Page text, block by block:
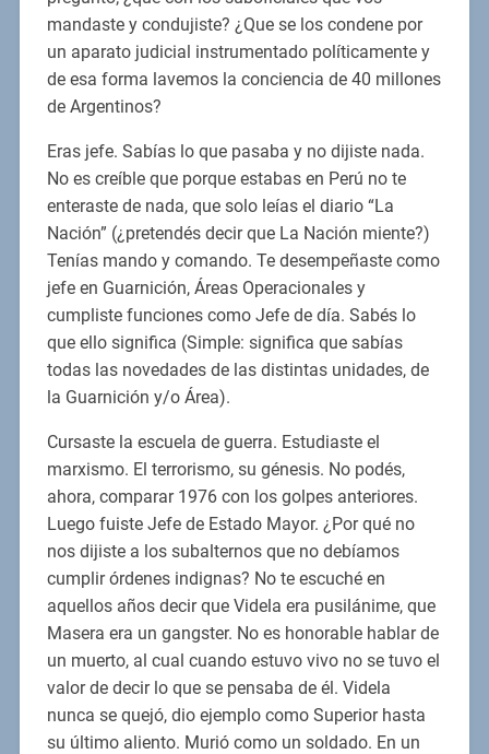
mandaste y condujiste? ¿Que se los condene por
un aparato judicial instrumentado políticamente y
de esa forma lavemos la conciencia de 40 millones
de Argentinos?
Eras jefe. Sabías lo que pasaba y no dijiste nada.
No es creíble que porque estabas en Perú no te
enteraste de nada, que solo leías el diario “La
Nación” (¿pretendés decir que La Nación miente?)
Tenías mando y comando. Te desempeñaste como
jefe en Guarnición, Áreas Operacionales y
cumpliste funciones como Jefe de día. Sabés lo
que ello significa (Simple: significa que sabías
todas las novedades de las distintas unidades, de
la Guarnición y/o Área).
Cursaste la escuela de guerra. Estudiaste el
marxismo. El terrorismo, su génesis. No podés,
ahora, comparar 1976 con los golpes anteriores.
Luego fuiste Jefe de Estado Mayor. ¿Por qué no
nos dijiste a los subalternos que no debíamos
cumplir órdenes indignas? No te escuché en
aquellos años decir que Videla era pusilánime, que
Masera era un gangster. No es honorable hablar de
un muerto, al cual cuando estuvo vivo no se tuvo el
valor de decir lo que se pensaba de él. Videla
nunca se quejó, dio ejemplo como Superior hasta
su último aliento. Murió como un soldado. En un